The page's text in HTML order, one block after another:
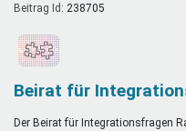
Beitrag Id: 238705
Beirat für
Der Beirat für Integrationsfragen